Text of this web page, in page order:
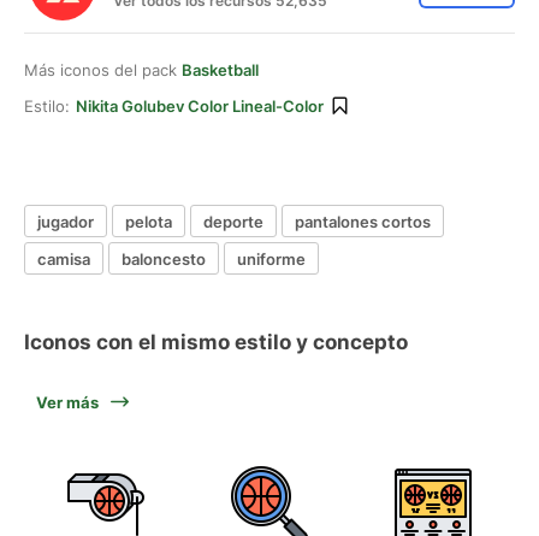
Más iconos del pack Basketball
Estilo: Nikita Golubev Color Lineal-Color
jugador pelota deporte
pantalones cortos
camisa
baloncesto uniforme
Iconos con el mismo estilo y concepto
Ver más